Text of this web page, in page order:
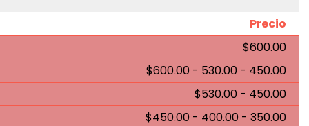
Precio
$600.00
$600.00 - 530.00 - 450.00
$530.00 - 450.00
$450.00 - 400.00 - 350.00